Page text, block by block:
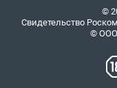
©
Свидетельство
© ООО